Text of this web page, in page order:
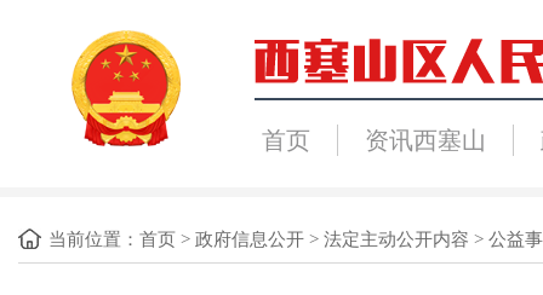
首页 资讯西塞山
当前位置： 首页 > 政府信息公开 > 法定主动公开内容 > 公益